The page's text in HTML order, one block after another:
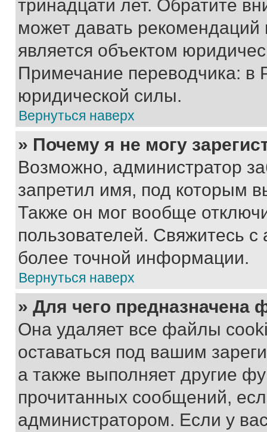
тринадцати лет. Обратите
может давать
является объектом
Примечание переводчика: в
юридической силы.
Вернуться наверх
» Почему я не могу
Возможно, администратор
запретил имя, под которым
Также он мог вообще
пользователей. Свяжитесь
более точной информации.
Вернуться наверх
» Для чего предназначена
Она удаляет все файлы
оставаться под вашим
а также выполняет другие
прочитанных сообщений,
администратором. Если у